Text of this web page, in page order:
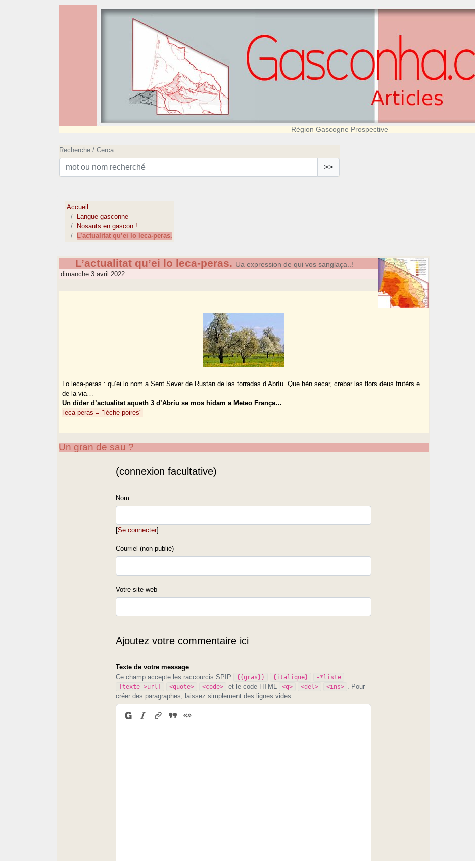
Région Gascogne Prospective
Recherche / Cerca :
>>
Accueil
Langue gasconne
Nosauts en gascon !
L’actualitat qu’ei lo leca-peras.
L’actualitat qu’ei lo leca-peras. Ua expression de qui vos sanglaça..!
dimanche 3 avril 2022
Lo leca-peras : qu’ei lo nom a Sent Sever de Rustan de las torradas d’Abríu. Que hèn secar, crebar las flors deus frutèrs e
de la via…
Un díder d’actualitat aqueth 3 d’Abríu se mos hidam a Meteo França…
leca-peras = "lèche-poires"
Un gran de sau ?
(connexion facultative)
Nom
[Se connecter]
Courriel (non publié)
Votre site web
Ajoutez votre commentaire ici
Texte de votre message
Ce champ accepte les raccourcis SPIP
{{gras}} {italique}
-*liste
[texte->url]
<quote> <code> et le code HTML <q> <del> <ins> . Pour
créer des paragraphes, laissez simplement des lignes vides.